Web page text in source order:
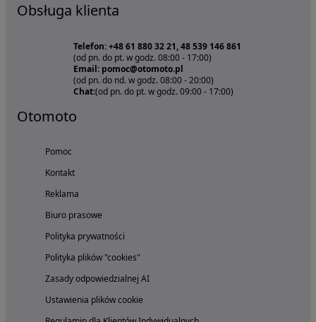
Obsługa klienta
Telefon: +48 61 880 32 21, 48 539 146 861
(od pn. do pt. w godz. 08:00 - 17:00)
Email: pomoc@otomoto.pl
(od pn. do nd. w godz. 08:00 - 20:00)
Chat:(od pn. do pt. w godz. 09:00 - 17:00)
Otomoto
Pomoc
Kontakt
Reklama
Biuro prasowe
Polityka prywatności
Polityka plików "cookies"
Zasady odpowiedzialnej AI
Ustawienia plików cookie